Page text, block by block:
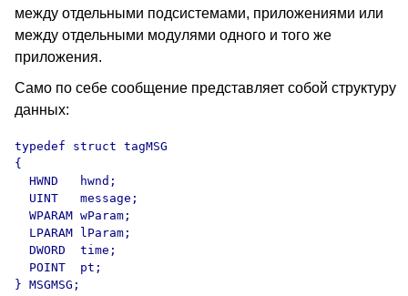
между отдельными подсистемами, приложениями или
между отдельными модулями одного и того же
приложения.
Само по себе сообщение представляет собой структуру
данных:
typedef struct tagMSG
{
  HWND   hwnd;
  UINT   message;
  WPARAM wParam;
  LPARAM lParam;
  DWORD  time;
  POINT  pt;
} MSGMSG;